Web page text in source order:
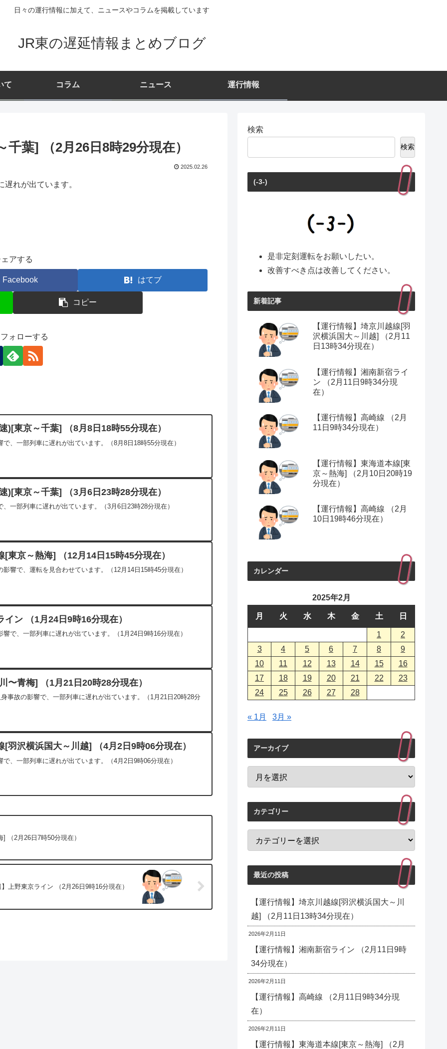
日々の運行情報に加えて、ニュースやコラムを掲載しています
JR東の遅延情報まとめブログ
て コラム ニュース 運行情報
千葉] （2月26日8時29分現在）
2025.02.26
れが出ています。
ェアする
Facebook はてブ
コピー
ォローする
)[東京～千葉] （8月8日18時55分現在）
、一部列車に遅れが出ています。（8月8日18時55分現在）
)[東京～千葉] （3月6日23時28分現在）
一部列車に遅れが出ています。（3月6日23時28分現在）
[東京～熱海] （12月14日15時45分現在）
響で、運転を見合わせています。（12月14日15時45分現在）
イン （1月24日9時16分現在）
で、一部列車に遅れが出ています。（1月24日9時16分現在）
〜青梅] （1月21日20時28分現在）
事故の影響で、一部列車に遅れが出ています。（1月21日20時28分
[羽沢横浜国大～川越] （4月2日9時06分現在）
、一部列車に遅れが出ています。（4月2日9時06分現在）
（2月26日7時50分現在）
】上野東京ライン （2月26日9時16分現在）
検索
検索
(-3-)
是非定刻運転をお願いしたい。
改善すべき点は改善してください。
新着記事
【運行情報】埼京川越線[羽
沢横浜国大～川越] （2月11
日13時34分現在）
【運行情報】湘南新宿ライ
ン （2月11日9時34分現
在）
【運行情報】高崎線 （2月
11日9時34分現在）
【運行情報】東海道本線[東
京～熱海] （2月10日20時19
分現在）
【運行情報】高崎線 （2月
10日19時46分現在）
カレンダー
2025年2月
月 火 水 木 金 土 日
1
2
3
4 5 6 7 8
9
10
11 12 13 14 15
16
17
18 19 20 21 22
23
24
25 26 27 28
« 1月 3月 »
アーカイブ
カテゴリー
最近の投稿
【運行情報】埼京川越線[羽沢横浜国大～川
越] （2月11日13時34分現在）
2026年2月11日
【運行情報】湘南新宿ライン （2月11日9時
34分現在）
2026年2月11日
【運行情報】高崎線 （2月11日9時34分現
在）
2026年2月11日
【運行情報】東海道本線[東京～熱海] （2月